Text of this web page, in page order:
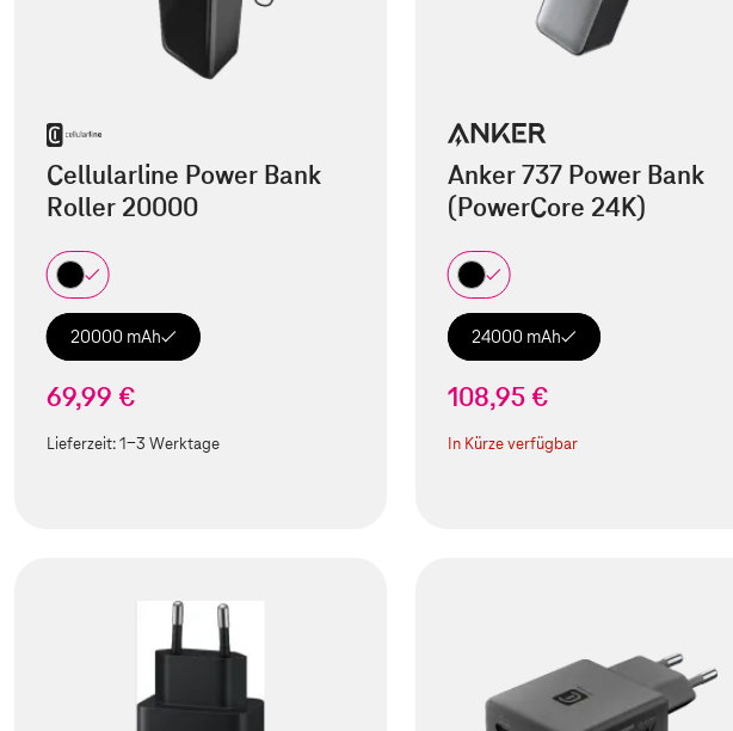
Cellularline Power Bank
Roller 20000
20000 mAh
69,99 €
Lieferzeit:1-3 Werktage
Anker 737 Power Bank
(PowerCore 24K)
24000 mAh
108,95 €
In Kürze verfügbar